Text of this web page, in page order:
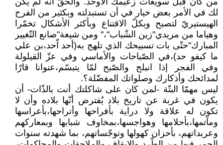
لك في الأمر بعض خيار في أن تستبدلته وبكثير من الفرح
الهيستيريّ لتصبح وبكلّ الاقتناع وبأكثر الأشكال تخمّرا
وهياما من مريدي"زين الشّباب"،" ومن شيعة"صانع التّغيير
المبارك"حتّى بات تسبيحك الذي تلهج به(أحد اّحد،بن علي
ما كيفو حد)،في الصّباحات والأماسي وفي عزّ القيلولة
وفي الفجر إذا انبلج والصّبح لمّا يتبسّم،عنوانا قارّا
لمدائحك وأذكارك وصلواتك المفضّلة؟.
ليس مهمّا البتّة -لمن كان على شاكلتك أنت بالذّات- أن
يكون في غربة عن تاريخ بلاد يُفترض أنّها بلاده وأن لا
تكون له علاقة ولا دراية بأفراحها وأتراحها،بأعراسها
ومآتمها،بأحلامها وهواجسها،بمخاوف شبابها وبمعاركهم
وعربداتهم، بأحزان كهولها وتوجّساتهم، بما شهدته سنوات